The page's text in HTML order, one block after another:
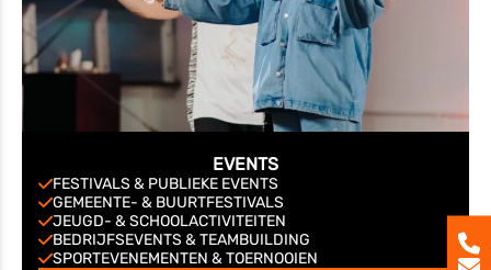
EVENTS
FESTIVALS & PUBLIEKE EVENTS
GEMEENTE- & BUURTFESTIVALS
JEUGD- & SCHOOLACTIVITEITEN
BEDRIJFSEVENTS & TEAMBUILDING
SPORTEVENEMENTEN & TOERNOOIEN